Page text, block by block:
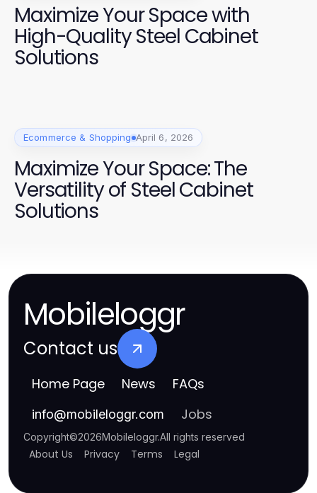
Maximize Your Space with
High-Quality Steel Cabinet
Solutions
Ecommerce & Shopping April 6, 2026
Maximize Your Space: The
Versatility of Steel Cabinet
Solutions
Mobileloggr
Contact us
Home Page News FAQs
info@mobileloggr.com Jobs
Copyright©2026Mobileloggr.All rights reserved
About Us Privacy Terms Legal